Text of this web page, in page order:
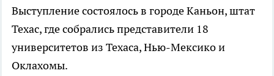
Выступление состоялось в городе Каньон, штат
Техас, где собрались представители 18
университетов из Техаса, Нью-Мексико и
Оклахомы.